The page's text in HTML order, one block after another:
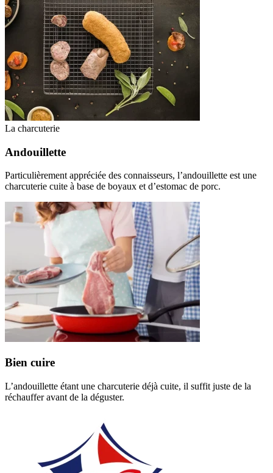
La charcuterie
Andouillette
Particulièrement appréciée des connaisseurs, l’andouillette est une
charcuterie cuite à base de boyaux et d’estomac de porc.
Bien cuire
L’andouillette étant une charcuterie déjà cuite, il suffit juste de la
réchauffer avant de la déguster.